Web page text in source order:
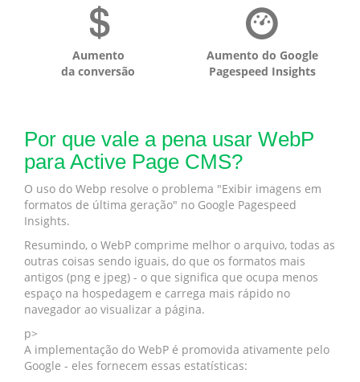
Aumento
da conversão
Aumento do Google
Pagespeed Insights
Por que vale a pena usar WebP
para Active Page CMS?
O uso do Webp resolve o problema "Exibir imagens em
formatos de última geração" no Google Pagespeed
Insights.
Resumindo, o WebP comprime melhor o arquivo, todas as
outras coisas sendo iguais, do que os formatos mais
antigos (png e jpeg) - o que significa que ocupa menos
espaço na hospedagem e carrega mais rápido no
navegador ao visualizar a página.
p>
A implementação do WebP é promovida ativamente pelo
Google - eles fornecem essas estatísticas: